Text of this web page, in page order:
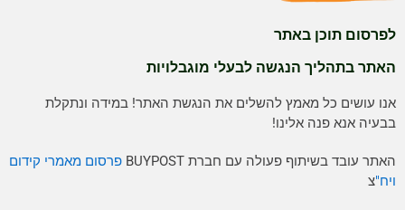
לפרסום תוכן באתר
האתר בתהליך הנגשה לבעלי מוגבלויות
אנו עושים כל מאמץ להשלים את הנגשת האתר! במידה ונתקלת
בבעיה אנא פנה אלינו!
האתר עובד בשיתוף פעולה עם חברת BUYPOST
פרסום מאמרי קידום
ויח"צ